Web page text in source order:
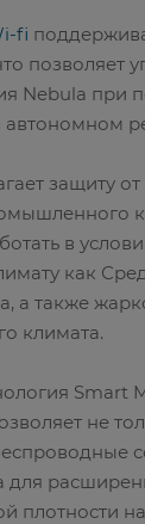
fi
позволяет
Nebula при
автономном
защиту
в
как
а также
климата.
Smart
не
для
плотности